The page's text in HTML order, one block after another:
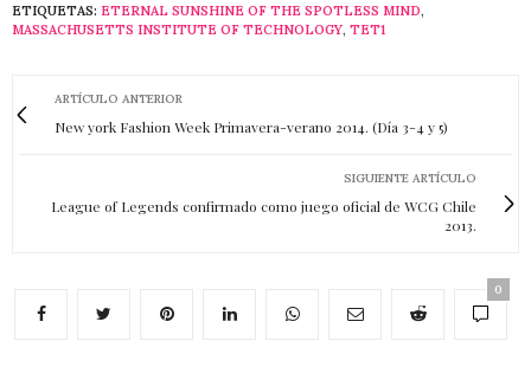
ETIQUETAS: ETERNAL SUNSHINE OF THE SPOTLESS MIND,
MASSACHUSETTS INSTITUTE OF TECHNOLOGY, TET1
ARTÍCULO ANTERIOR
New york Fashion Week Primavera-verano 2014. (Día 3-4 y 5)
SIGUIENTE ARTÍCULO
League of Legends confirmado como juego oficial de WCG Chile
2013.
0